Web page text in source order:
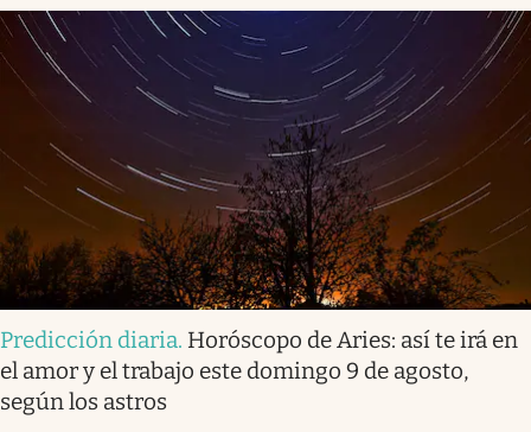
Predicción diaria. Horóscopo de Aries: así te irá en
el amor y el trabajo este domingo 9 de agosto,
según los astros